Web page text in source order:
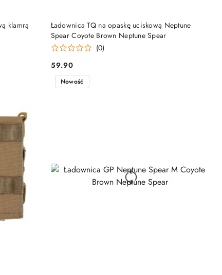
klamrą
Ładownica TQ na opaskę uciskową Neptune
Spear Coyote Brown Neptune Spear
(0)
Cena:
59.90
DO KOSZYKA
Nowość